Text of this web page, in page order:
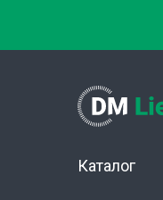
Каталог